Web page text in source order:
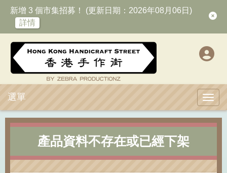
新增 3 個市集招募！ (更新日期：2026年08月06日)
詳情
選單
產品資料不存在或已經下架